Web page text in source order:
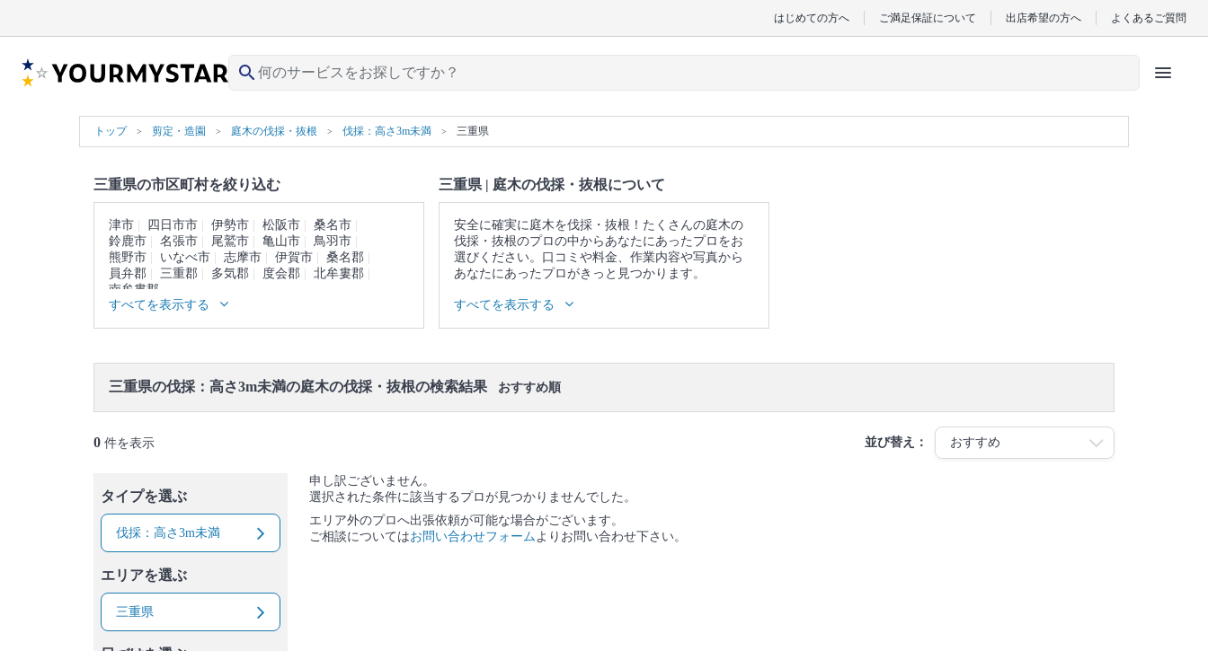
はじめての方へ ご満足保証について 出店希望の方へ よくあるご質問
search menu
トップ 剪定・造園 庭木の伐採・抜根 伐採：高さ3m未満 三重県
三重県の市区町村を絞り込む
津市 四日市市 伊勢市 松阪市
桑名市
鈴鹿市
名張市 尾鷲市 亀山市
鳥羽市
熊野市
いなべ市 志摩市 伊賀市
桑名郡
員弁郡
三重郡 多気郡 度会郡
北牟婁郡
南牟婁郡
すべてを表示する
三重県 | 庭木の伐採・抜根について
安全に確実に庭木を伐採・抜根！たくさんの庭木の
伐採・抜根のプロの中からあなたにあったプロをお
選びください。口コミや料金、作業内容や写真から
あなたにあったプロがきっと見つかります。
▼表示価格に含まれる庭木の伐採・抜根の作業範囲
すべてを表示する
三重県の伐採：高さ3m未満の庭木の伐採・抜根の検索結果 おすすめ順
0 件を表示 並び替え：
タイプを選ぶ
伐採：高さ3m未満
エリアを選ぶ
三重県
申し訳ございません。
選択された条件に該当するプロが見つかりませんでした。
エリア外のプロへ出張依頼が可能な場合がございます。
ご相談についてはお問い合わせフォームよりお問い合わせ下さい。